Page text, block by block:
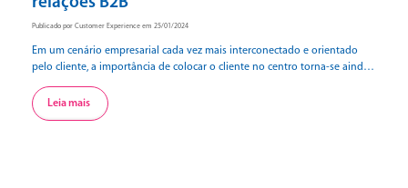
Publicado por Customer Experience em 25/01/2024
Em um cenário empresarial cada vez mais interconectado e orientado
pelo cliente, a importância de colocar o cliente no centro torna-se ainda
Business). Longe de ser uma abordagem meramente transacional, essa
estratégia destaca a transformação de interações comerciais em parcerias
Leia mais